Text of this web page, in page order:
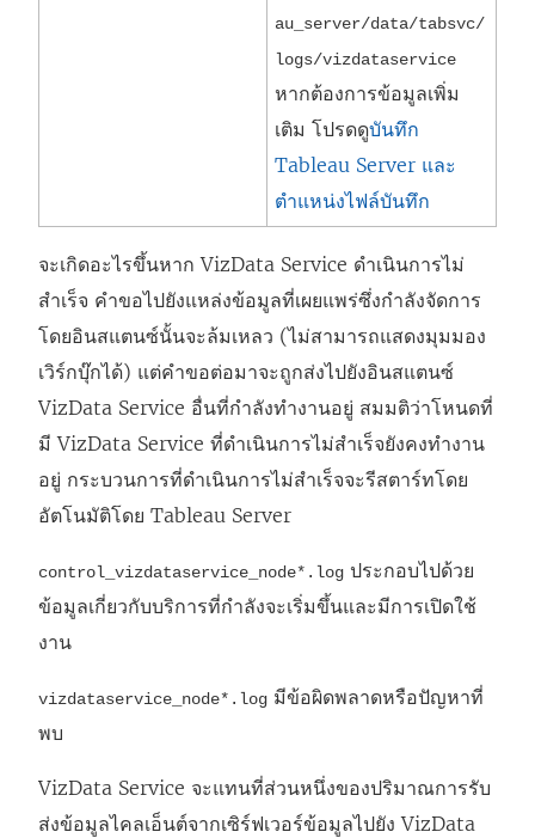
au_server/data/tabsvc/
logs/vizdataservice
หากต้องการข้อมูลเพิ่ม
เติม โปรดดูบันทึก
Tableau Server และ
ตำแหน่งไฟล์บันทึก
จะเกิดอะไรขึ้นหาก VizData Service ดำเนินการไม่
สำเร็จ คำขอไปยังแหล่งข้อมูลที่เผยแพร่ซึ่งกำลังจัดการ
โดยอินสแตนซ์นั้นจะล้มเหลว (ไม่สามารถแสดงมุมมอง
เวิร์กบุ๊กได้) แต่คำขอต่อมาจะถูกส่งไปยังอินสแตนซ์
VizData Service อื่นที่กำลังทำงานอยู่ สมมติว่าโหนดที่
มี VizData Service ที่ดำเนินการไม่สำเร็จยังคงทำงาน
อยู่ กระบวนการที่ดำเนินการไม่สำเร็จจะรีสตาร์ทโดย
อัตโนมัติโดย Tableau Server
control_vizdataservice_node*.log ประกอบไปด้วย
ข้อมูลเกี่ยวกับบริการที่กำลังจะเริ่มขึ้นและมีการเปิดใช้
งาน
vizdataservice_node*.log มีข้อผิดพลาดหรือปัญหาที่
พบ
VizData Service จะแทนที่ส่วนหนึ่งของปริมาณการรับ
ส่งข้อมูลไคลเอ็นต์จากเซิร์ฟเวอร์ข้อมูลไปยัง VizData